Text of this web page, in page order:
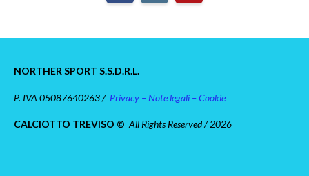
NORTHER SPORT S.S.D.R.L.
P. IVA 05087640263 / Privacy – Note legali – Cookie
CALCIOTTO TREVISO © All Rights Reserved / 2026